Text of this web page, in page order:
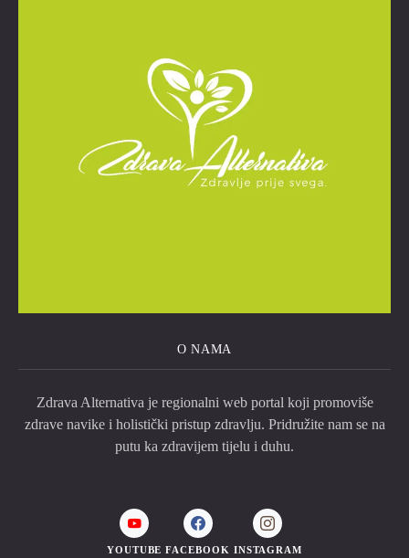
O NAMA
Zdrava Alternativa je regionalni web portal koji promoviše
zdrave navike i holistički pristup zdravlju. Pridružite nam se na
putu ka zdravijem tijelu i duhu.
YOUTUBE FACEBOOK INSTAGRAM